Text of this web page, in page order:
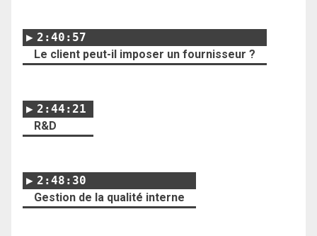
2:40:57
Le client peut-il imposer un fournisseur ?
2:44:21
R&D
2:48:30
Gestion de la qualité interne